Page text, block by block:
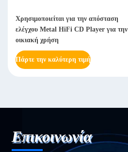
Χρησιμοποιείται για την απόσταση
ελέγχου Metal HiFi CD Player για την
οικιακή χρήση
Πάρτε την καλύτερη τιμή
Επικοινωνία